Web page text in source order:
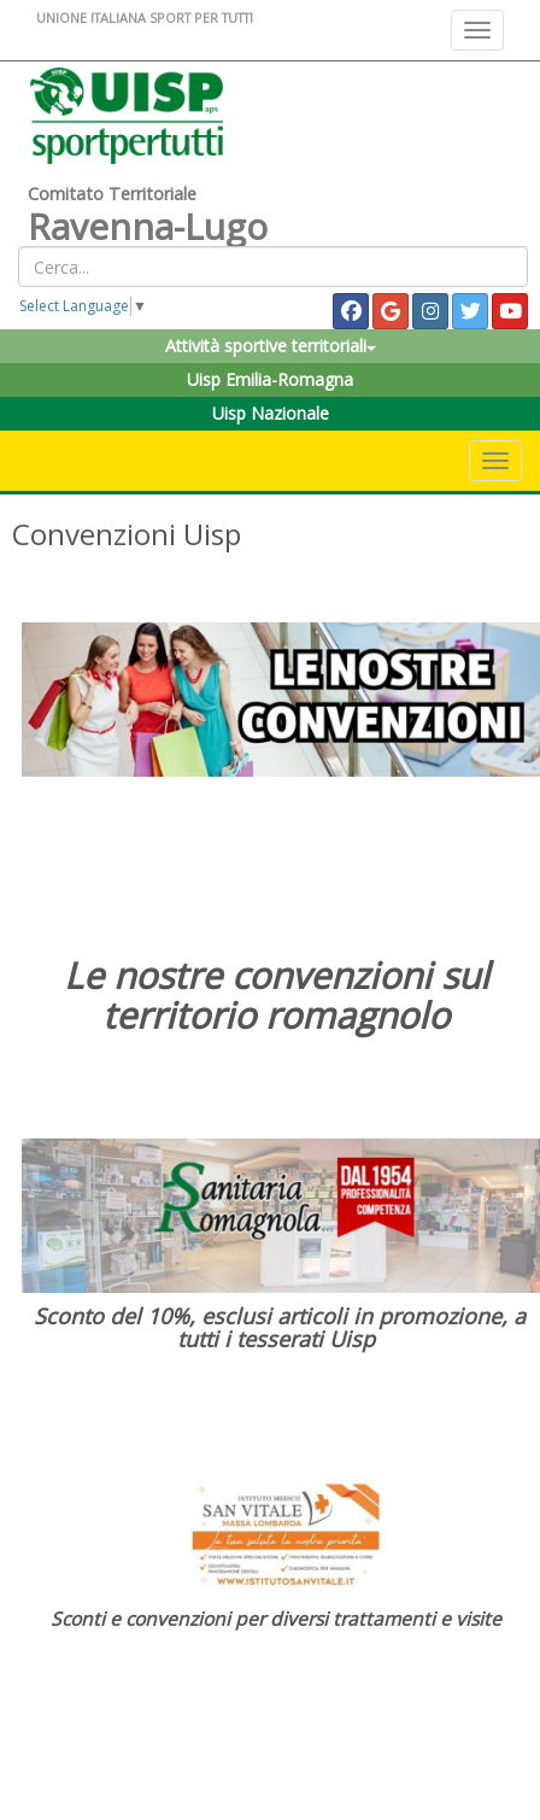
Toggle
UNIONE ITALIANA SPORT PER TUTTI
Comitato Territoriale
Ravenna-Lugo
Select Language ▼
Attività sportive territoriali
Uisp Emilia-Romagna
Uisp Nazionale
Convenzioni Uisp
Le nostre convenzioni sul
territorio romagnolo
Sconto del 10%, esclusi articoli in promozione, a
tutti i tesserati Uisp
Sconti e convenzioni per diversi trattamenti e visite